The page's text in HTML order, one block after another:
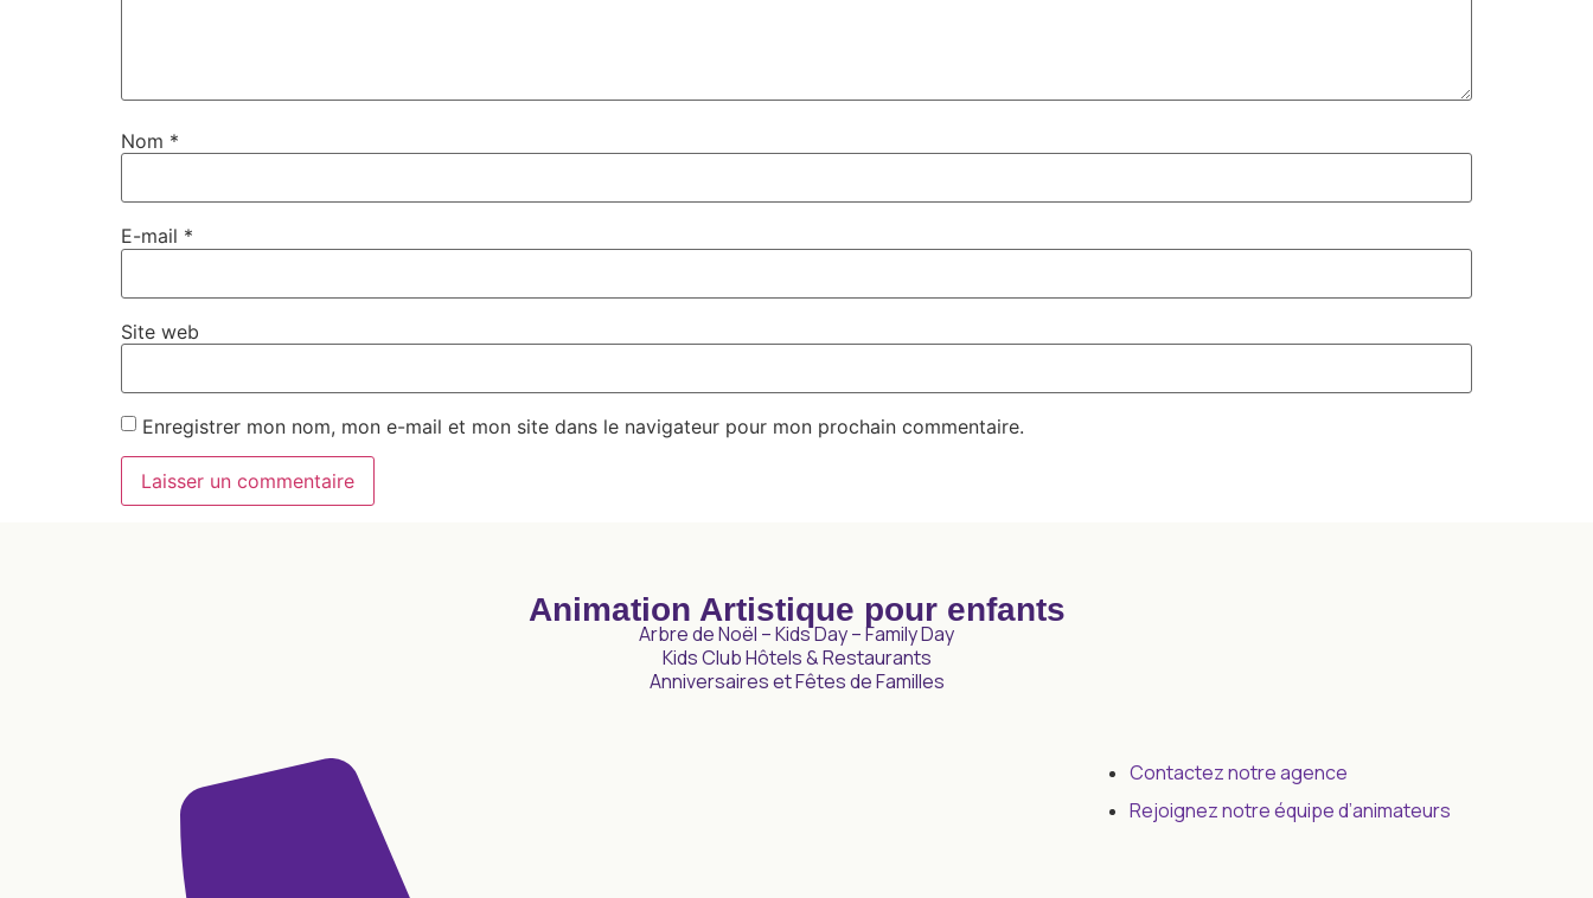
Nom *
E-mail *
Site web
Enregistrer mon nom, mon e-mail et mon site dans le navigateur pour mon prochain commentaire.
Animation Artistique pour enfants
Arbre de Noël – Kids Day – Family Day
Kids Club Hôtels & Restaurants
Anniversaires et Fêtes de Familles
Contactez notre agence
Rejoignez notre équipe d’animateurs